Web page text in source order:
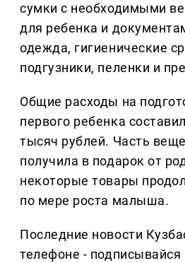
сумки с необходимыми
для ребенка и
одежда, гигиенические
подгузники, пеленки и
Общие расходы на
первого ребенка
тысяч рублей. Часть
получила в подарок от
некоторые товары
по мере роста малыша.
Последние новости
телефоне - подписывайся